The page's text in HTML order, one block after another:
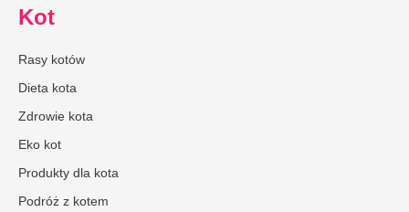
Kot
Rasy kotów
Dieta kota
Zdrowie kota
Eko kot
Produkty dla kota
Podróż z kotem